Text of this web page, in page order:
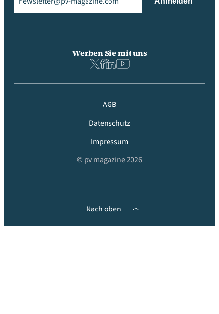
Werben Sie mit uns
AGB
Datenschutz
Impressum
© pv magazine 2026
Nach oben